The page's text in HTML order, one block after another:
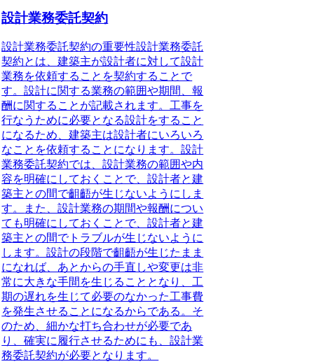
設計業務委託契約
設計業務委託契約の重要性設計業務委託
契約とは、建築主が設計者に対して設計
業務を依頼することを契約することで
す。設計に関する業務の範囲や期間、報
酬に関することが記載されます。工事を
行なうために必要となる設計をすること
になるため、建築主は設計者にいろいろ
なことを依頼することになります。設計
業務委託契約では、設計業務の範囲や内
容を明確にしておくことで、設計者と建
築主との間で齟齬が生じないようにしま
す。
また、設計業務の期間や報酬につい
ても明確にしておくことで、設計者と建
築主との間でトラブルが生じないように
します。設計の段階で齟齬が生じたまま
になれば、あとからの手直しや変更は非
常に大きな手間を生じることとなり、工
期の遅れを生じて必要のなかった工事費
を発生させることになるからである。そ
のため、細かな打ち合わせが必要であ
り、確実に履行させるためにも、設計業
務委託契約が必要となります。